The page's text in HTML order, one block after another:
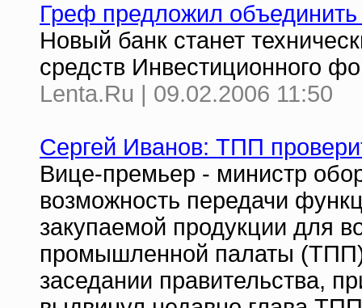
Греф предложил объединить
Новый банк станет
средств Инвестиционного
Lenta.Ru | 09.02.2006 11:50
Сергей Иванов: ТПП
Вице-премьер - министр
возможность передачи
закупаемой продукции для
промышленной палаты
заседании правительства,